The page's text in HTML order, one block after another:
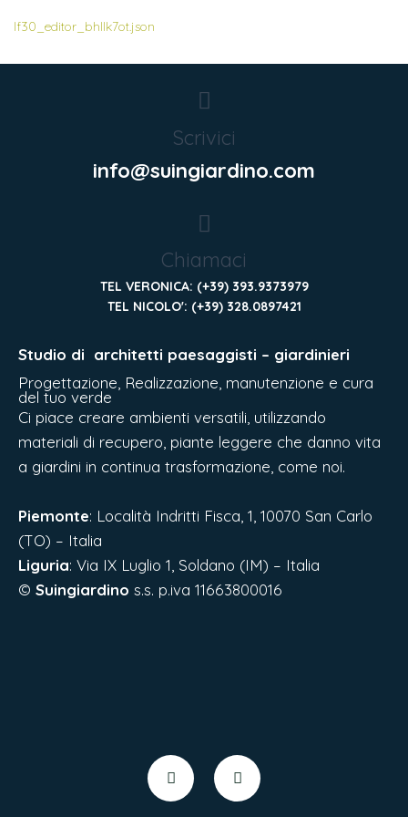
lf30_editor_bhllk7ot.json
Scrivici
info@suingiardino.com
Chiamaci
TEL VERONICA: (+39) 393.9373979
TEL NICOLO': (+39) 328.0897421
Studio di architetti paesaggisti – giardinieri
Progettazione, Realizzazione, manutenzione e cura
del tuo verde
Ci piace creare ambienti versatili, utilizzando
materiali di recupero, piante leggere che danno vita
a giardini in continua trasformazione, come noi.
Piemonte: Località Indritti Fisca, 1, 10070 San Carlo
(TO) – Italia
Liguria: Via IX Luglio 1, Soldano (IM) – Italia
© Suingiardino s.s. p.iva 11663800016